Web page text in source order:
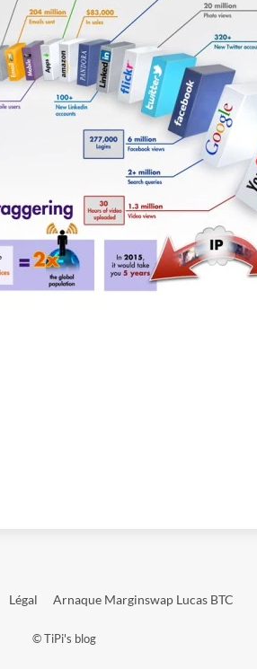
Légal Arnaque Marginswap Lucas BTC
©TiPi's blog